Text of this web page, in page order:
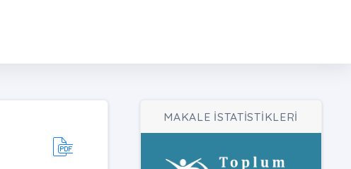
MAKALE İSTATİSTİKLERİ